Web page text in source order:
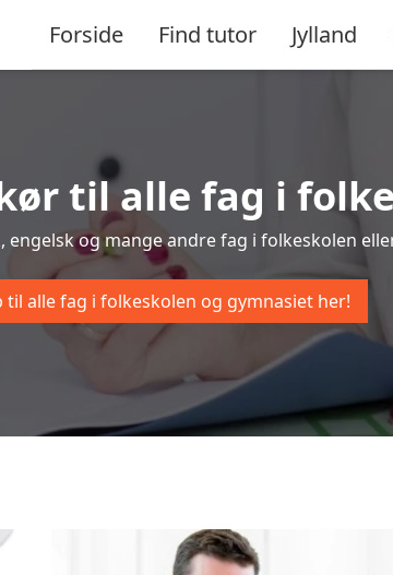
Forside Find tutor Jylland
til alle fag i
og mange andre fag i folkeskolen
til alle fag i folkeskolen og gymnasiet her!